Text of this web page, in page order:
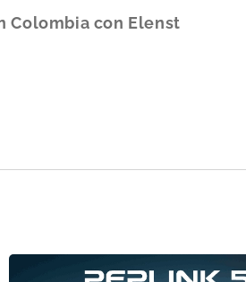
inversión más inteligente
Colombia con Elenst